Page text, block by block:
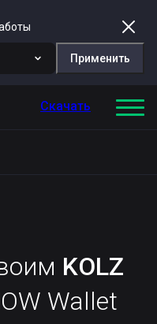
Применить
Скачать
KOLZ
Wallet